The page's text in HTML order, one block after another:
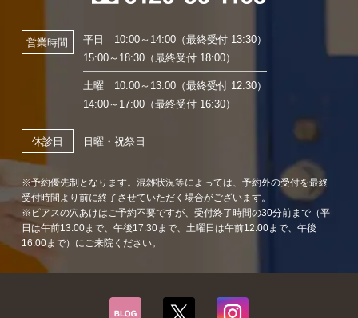
営業時間
平日 10:00～14:00（最終受付 13:30）
15:00～18:30（最終受付 18:00）
土曜 10:00～13:00（最終受付 12:30）
14:00～17:00（最終受付 16:30）
休診日 日曜・祝祭日
※予約優先制となります。混雑状況等によっては、予約外の受付を最終
受付時間より前に終了させていただく場合がございます。
※ピアスの穴あけはご予約不要ですが、受付終了時間の30分前まで（平
日は午前13:00まで、午後17:30まで、土曜日は午前12:00まで、午後
16:00まで）にご来院ください。